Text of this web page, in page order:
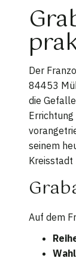
Der
84453
die
seinem
Kreisstadt
Auf dem